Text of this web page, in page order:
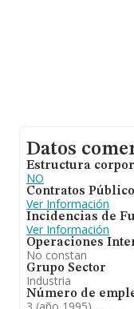
Datos
Estructura
NO
Contratos
Ver Información
Incidencias de
Ver Información
Operaciones
No constan
Grupo Sector
Industria
Número de